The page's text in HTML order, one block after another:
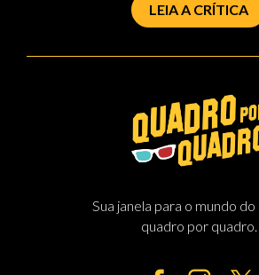
LEIA A CRÍTICA
Sua janela para o mundo
quadro por quadro.